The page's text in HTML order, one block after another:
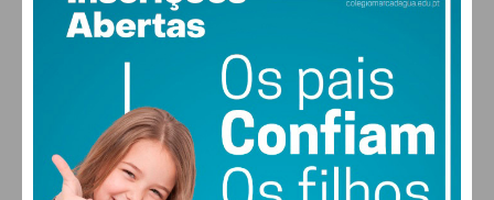
28°
vento: 5m/s O
MAX 28 • MIN 27
28° 30 30° 31